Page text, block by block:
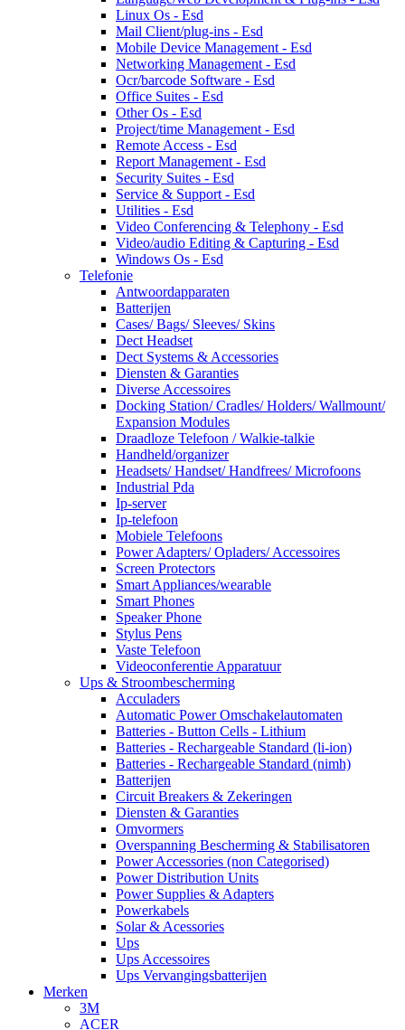
Linux Os - Esd
Mail Client/plug-ins - Esd
Mobile Device Management - Esd
Networking Management - Esd
Ocr/barcode Software - Esd
Office Suites - Esd
Other Os - Esd
Project/time Management - Esd
Remote Access - Esd
Report Management - Esd
Security Suites - Esd
Service & Support - Esd
Utilities - Esd
Video Conferencing & Telephony - Esd
Video/audio Editing & Capturing - Esd
Windows Os - Esd
Telefonie
Antwoordapparaten
Batterijen
Cases/ Bags/ Sleeves/ Skins
Dect Headset
Dect Systems & Accessories
Diensten & Garanties
Diverse Accessoires
Docking Station/ Cradles/ Holders/ Wallmount/
Expansion Modules
Draadloze Telefoon / Walkie-talkie
Handheld/organizer
Headsets/ Handset/ Handfrees/ Microfoons
Industrial Pda
Ip-server
Ip-telefoon
Mobiele Telefoons
Power Adapters/ Opladers/ Accessoires
Screen Protectors
Smart Appliances/wearable
Smart Phones
Speaker Phone
Stylus Pens
Vaste Telefoon
Videoconferentie Apparatuur
Ups & Stroombescherming
Acculaders
Automatic Power Omschakelautomaten
Batteries - Button Cells - Lithium
Batteries - Rechargeable Standard (li-ion)
Batteries - Rechargeable Standard (nimh)
Batterijen
Circuit Breakers & Zekeringen
Diensten & Garanties
Omvormers
Overspanning Bescherming & Stabilisatoren
Power Accessories (non Categorised)
Power Distribution Units
Power Supplies & Adapters
Powerkabels
Solar & Acessories
Ups
Ups Accessoires
Ups Vervangingsbatterijen
Merken
3M
ACER